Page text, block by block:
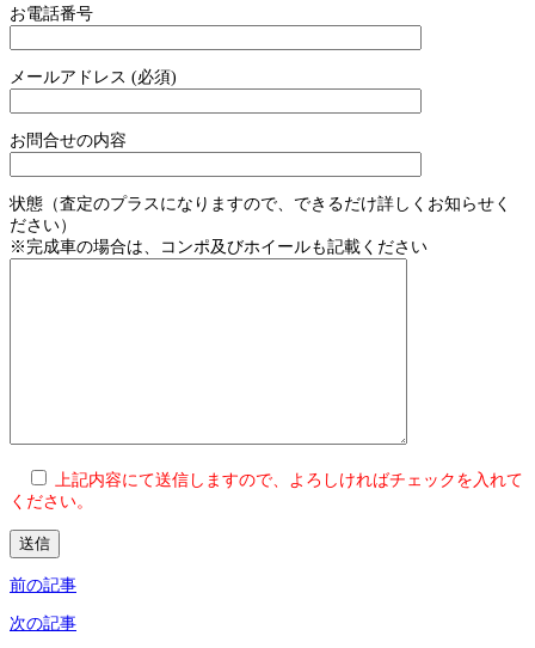
お電話番号
メールアドレス (必須)
お問合せの内容
状態（査定のプラスになりますので、できるだけ詳しくお知らせく
ださい）
※完成車の場合は、コンポ及びホイールも記載ください
上記内容にて送信しますので、よろしければチェックを入れて
ください。
前の記事
次の記事